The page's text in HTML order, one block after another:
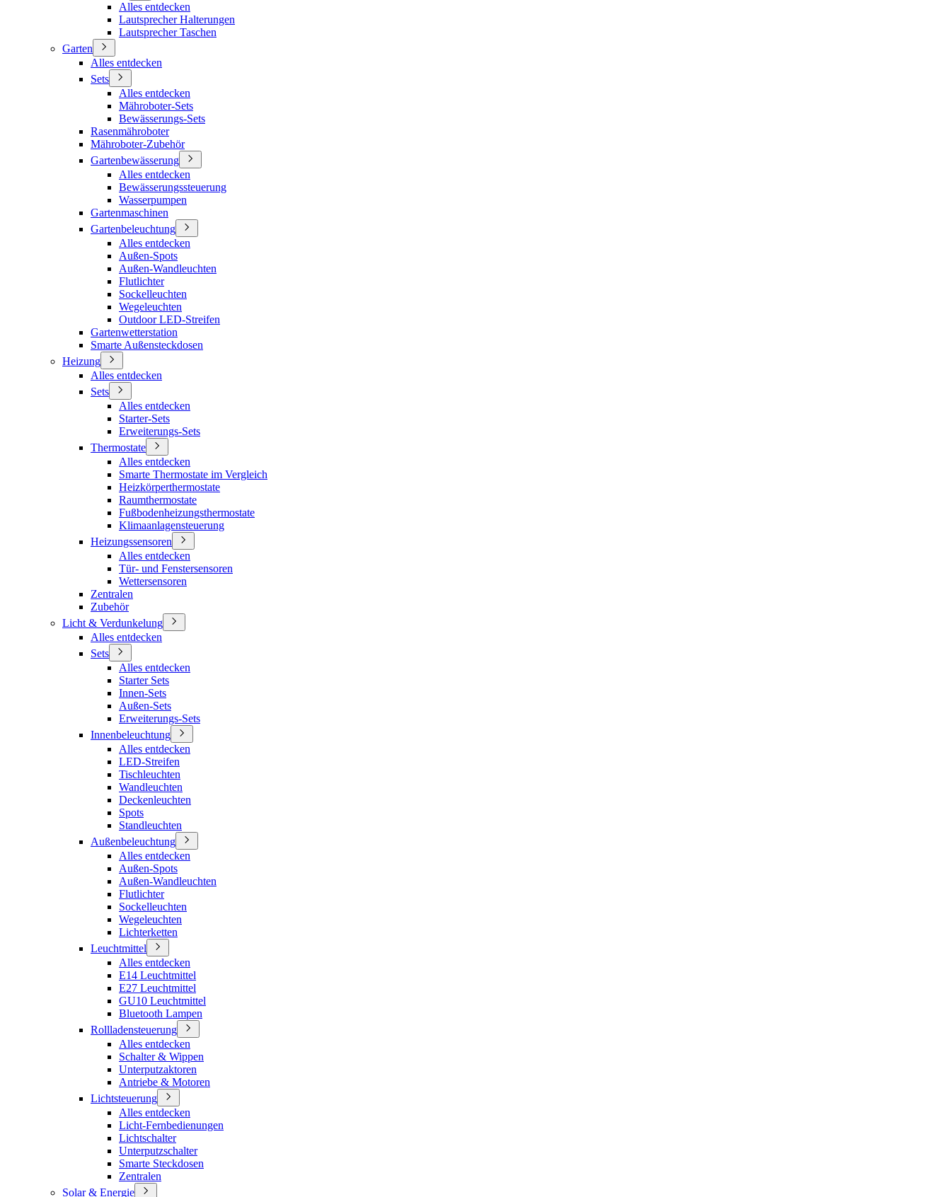
Alles entdecken
Lautsprecher Halterungen
Lautsprecher Taschen
Garten
Alles entdecken
Sets
Alles entdecken
Mähroboter-Sets
Bewässerungs-Sets
Rasenmähroboter
Mähroboter-Zubehör
Gartenbewässerung
Alles entdecken
Bewässerungssteuerung
Wasserpumpen
Gartenmaschinen
Gartenbeleuchtung
Alles entdecken
Außen-Spots
Außen-Wandleuchten
Flutlichter
Sockelleuchten
Wegeleuchten
Outdoor LED-Streifen
Gartenwetterstation
Smarte Außensteckdosen
Heizung
Alles entdecken
Sets
Alles entdecken
Starter-Sets
Erweiterungs-Sets
Thermostate
Alles entdecken
Smarte Thermostate im Vergleich
Heizkörperthermostate
Raumthermostate
Fußbodenheizungsthermostate
Klimaanlagensteuerung
Heizungssensoren
Alles entdecken
Tür- und Fenstersensoren
Wettersensoren
Zentralen
Zubehör
Licht & Verdunkelung
Alles entdecken
Sets
Alles entdecken
Starter Sets
Innen-Sets
Außen-Sets
Erweiterungs-Sets
Innenbeleuchtung
Alles entdecken
LED-Streifen
Tischleuchten
Wandleuchten
Deckenleuchten
Spots
Standleuchten
Außenbeleuchtung
Alles entdecken
Außen-Spots
Außen-Wandleuchten
Flutlichter
Sockelleuchten
Wegeleuchten
Lichterketten
Leuchtmittel
Alles entdecken
E14 Leuchtmittel
E27 Leuchtmittel
GU10 Leuchtmittel
Bluetooth Lampen
Rollladensteuerung
Alles entdecken
Schalter & Wippen
Unterputzaktoren
Antriebe & Motoren
Lichtsteuerung
Alles entdecken
Licht-Fernbedienungen
Lichtschalter
Unterputzschalter
Smarte Steckdosen
Zentralen
Solar & Energie